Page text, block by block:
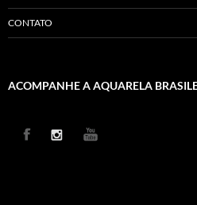
CONTATO
ACOMPANHE A AQUARELA